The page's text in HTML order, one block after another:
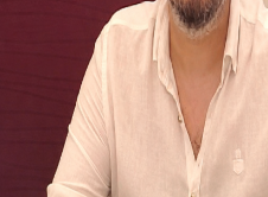
Oğuzbeyi’nden
yönetimine cevap :
yakışanı yapar, buluttan
kapmayın!
07 Ağustos 2026